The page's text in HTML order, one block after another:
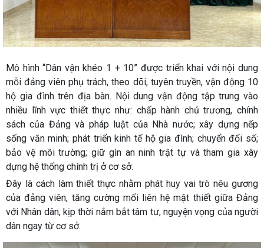
Mô hình “Dân vận khéo 1 + 10” được triển khai với nội dung
mỗi đảng viên phụ trách, theo dõi, tuyên truyền, vận động 10
hộ gia đình trên địa bàn. Nội dung vận động tập trung vào
nhiều lĩnh vực thiết thực như: chấp hành chủ trương, chính
sách của Đảng và pháp luật của Nhà nước; xây dựng nếp
sống văn minh; phát triển kinh tế hộ gia đình; chuyển đổi số;
bảo vệ môi trường; giữ gìn an ninh trật tự và tham gia xây
dựng hệ thống chính trị ở cơ sở.
Đây là cách làm thiết thực nhằm phát huy vai trò nêu gương
của đảng viên, tăng cường mối liên hệ mật thiết giữa Đảng
với Nhân dân, kịp thời nắm bắt tâm tư, nguyện vọng của người
dân ngay từ cơ sở.